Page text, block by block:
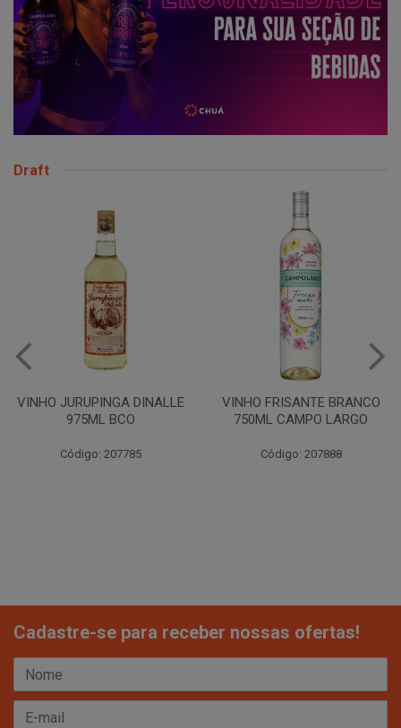
Draft
VINHO JURUPINGA DINALLE
975ML BCO
Código: 207785
VINHO FRISANTE BRANCO
750ML CAMPO LARGO
Código: 207888
Cadastre-se para receber nossas ofertas!